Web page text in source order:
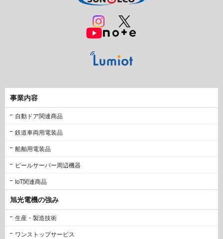
事業内容
自動ドア関連商品
鉄道車両用電装品
船舶用電装品
ビールサーバー周辺機器
IoT関連商品
旭光電機の強み
生産・製造技術
ワンストップサービス